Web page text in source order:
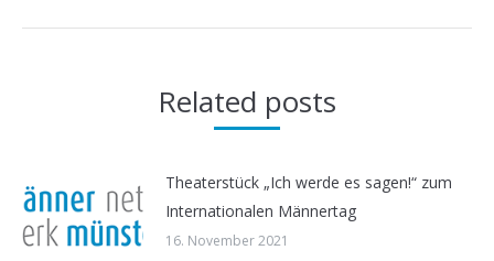
Related posts
Theaterstück „Ich werde es sagen!“ zum
Internationalen Männertag
16. November 2021